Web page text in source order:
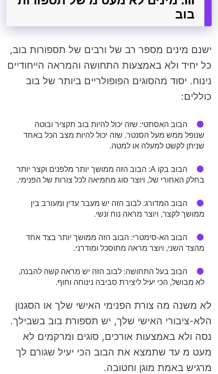
בוב
ישנם מינים מספר רב של ורבים של תספורות בוב,
כל יחיד ולא באמצעות התחושה והמראה הייחודיים
נינוח. יסוד מהסוגים הפופולריים ביותר של בוב
כוללים:
הבוב האסתטי: שזה יכול להיות בוב תקציר ובוטה
שנופל ממש מעל הסנטר. שזה יכול להיות מצב הכל באחד
שניתן לקשט למעלה או למטה.
הבוב בקו A: הבוב הזה ממושך יותר מלפנים וקצר יותר
בחלק האחורי של, ויוצר סוג מחמיאה לכל צורות של הפנימי.
הבוב המדורג: לבוב הזה יש מעבר עדין ומעורב בין
ממושך לקצר, ויוצר מראה נוח ונשי.
הבוב הא-סימטרי: הבוב הזה ממושך יותר בצד אחד
מהצד השני, ויוצר מראה מתוסכל ומודרני.
הבוב בעל התחושה: לבוב הזה יש מראה קשה להבנה,
לא מבושל, הכי יעיל ליצירת סביבה נינוחה וחוף.
לא משנה מה צורת הפנימי האישי שלך או הסגנון
הלא-ציבורי האישי שלך, יש תספורת בוב בשבילך.
נסה ולא באמצעות אורכים, סוגים ומרקמים לא
מעט מ עד שתמצא את הבוב הכי יעיל שגורם לך
מרגיש באמת מוגן וחטובה.